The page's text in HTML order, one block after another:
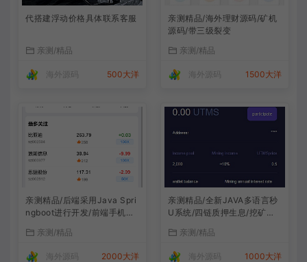
代搭建浮动价格具体联系客服
亲测/精品
海外源码 500大洋
亲测精品/海外理财源码/矿机
源码/带三级裂变
亲测/精品
海外源码 1500大洋
亲测精品/后端采用Java Spri
ngboot进行开发/前端手机跟
前端vue源码！
亲测/精品
海外源码 2000大洋
亲测精品/全新JAVA多语言秒
U系统/四链质押生息/挖矿秒u
亲测/精品
海外源码 1000大洋